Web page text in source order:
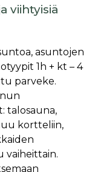
viihtyisiä
asuntojen
1h + kt – 4
parveke.
talosauna,
kortteliin,
vaiheittain.